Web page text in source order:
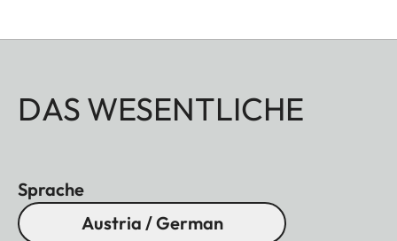
DAS WESENTLICHE
Sprache
Austria / German